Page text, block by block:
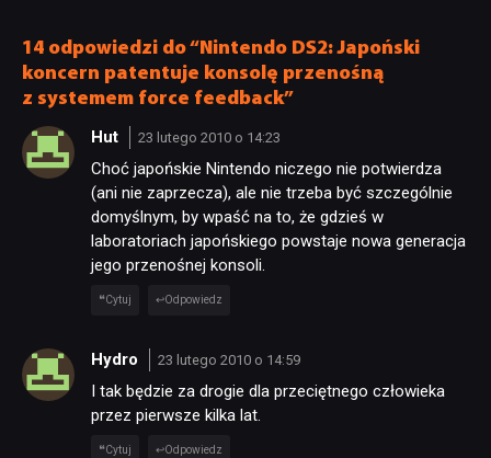
NEWSY
RECENZJE
PUBLICYSTYKA
RETRO
14 odpowiedzi do “Nintendo DS2: Japoński
koncern patentuje konsolę przenośną
z systemem force feedback”
Hut 23 lutego 2010 o 14:23
Choć japońskie Nintendo niczego nie potwierdza
(ani nie zaprzecza), ale nie trzeba być szczególnie
domyślnym, by wpaść na to, że gdzieś w
laboratoriach japońskiego powstaje nowa generacja
jego przenośnej konsoli.
Cytuj Odpowiedz
Hydro 23 lutego 2010 o 14:59
I tak będzie za drogie dla przeciętnego człowieka
przez pierwsze kilka lat.
Cytuj Odpowiedz